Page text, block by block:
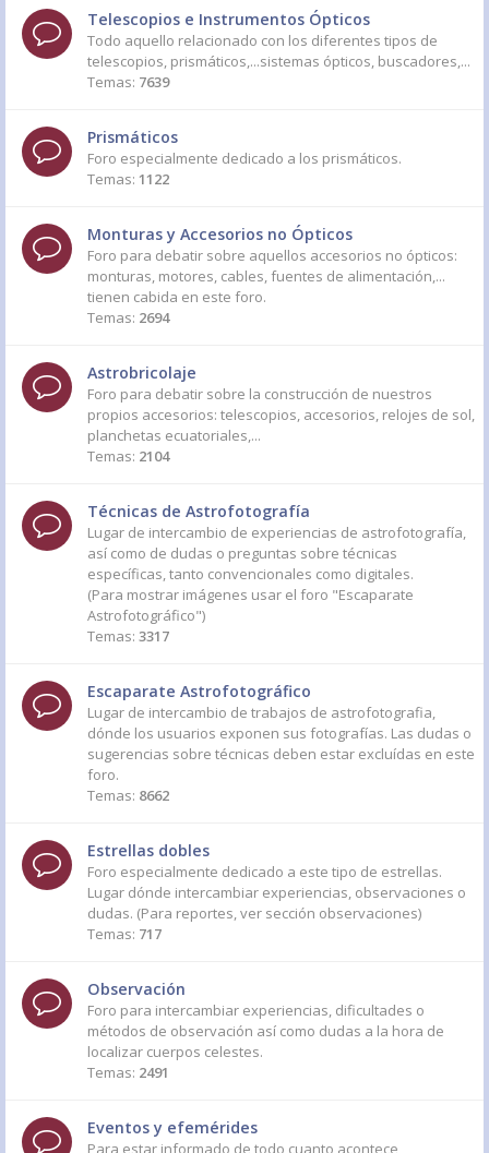
Telescopios e Instrumentos Ópticos
Todo aquello relacionado con los diferentes tipos de
telescopios, prismáticos,...sistemas ópticos, buscadores,...
Temas: 7639
Prismáticos
Foro especialmente dedicado a los prismáticos.
Temas: 1122
Monturas y Accesorios no Ópticos
Foro para debatir sobre aquellos accesorios no ópticos:
monturas, motores, cables, fuentes de alimentación,...
tienen cabida en este foro.
Temas: 2694
Astrobricolaje
Foro para debatir sobre la construcción de nuestros
propios accesorios: telescopios, accesorios, relojes de sol,
planchetas ecuatoriales,...
Temas: 2104
Técnicas de Astrofotografía
Lugar de intercambio de experiencias de astrofotografía,
así como de dudas o preguntas sobre técnicas
específicas, tanto convencionales como digitales.
(Para mostrar imágenes usar el foro "Escaparate
Astrofotográfico")
Temas: 3317
Escaparate Astrofotográfico
Lugar de intercambio de trabajos de astrofotografia,
dónde los usuarios exponen sus fotografías. Las dudas o
sugerencias sobre técnicas deben estar excluídas en este
foro.
Temas: 8662
Estrellas dobles
Foro especialmente dedicado a este tipo de estrellas.
Lugar dónde intercambiar experiencias, observaciones o
dudas. (Para reportes, ver sección observaciones)
Temas: 717
Observación
Foro para intercambiar experiencias, dificultades o
métodos de observación así como dudas a la hora de
localizar cuerpos celestes.
Temas: 2491
Eventos y efemérides
Para estar informado de todo cuanto acontece,